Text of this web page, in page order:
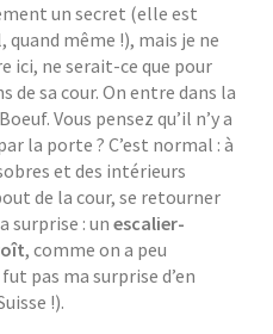
un secret (elle est
même !), mais je ne
ici, ne serait-ce que pour
de sa cour. On entre dans la
Vous pensez qu’il n’y a
la porte ? C’est normal : à
et des intérieurs
de la cour, se retourner
surprise : unescalier-
, comme on a peu
pas ma surprise d’en
!).